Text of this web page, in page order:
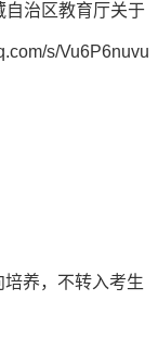
自治区教育厅关于
s/Vu6P6nuvu
养，不转入考生